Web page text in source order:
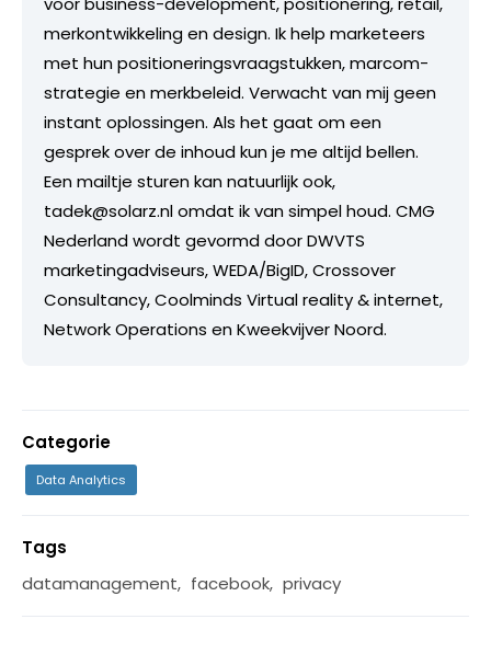
merkontwikkeling en design. Ik help marketeers
met hun positioneringsvraagstukken, marcom-
strategie en merkbeleid. Verwacht van mij geen
instant oplossingen. Als het gaat om een
gesprek over de inhoud kun je me altijd bellen.
Een mailtje sturen kan natuurlijk ook,
tadek@solarz.nl omdat ik van simpel houd. CMG
Nederland wordt gevormd door DWVTS
marketingadviseurs, WEDA/BigID, Crossover
Consultancy, Coolminds Virtual reality & internet,
Network Operations en Kweekvijver Noord.
Categorie
Data Analytics
Tags
datamanagement, facebook, privacy